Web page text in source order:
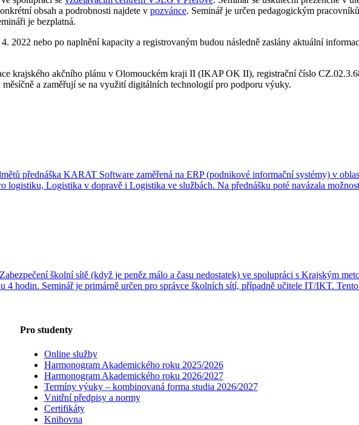
obsah a podrobnosti najdete v pozvánce. Seminář je určen pedagogickým
je bezplatná.
2022 nebo po naplnění kapacity a registrovaným budou následně zaslány aktuální
krajského akčního plánu v Olomouckém kraji II (IKAP OK II), registrační číslo
a zaměřují se na využití digitálních technologií pro podporu výuky.
přednáška KARAT Software zaměřená na ERP (podnikové informační systémy) v
Logistika v dopravě i Logistika ve službách. Na přednášku poté navázala
školní sítě (když je peněz málo a času nedostatek) ve spolupráci s Krajským
4 hodin. Seminář je primárně určen pro správce školních sítí, případně učitele IT/IKT.
Pro studenty
Online služby
Harmonogram Akademického roku 2025/2026
Harmonogram Akademického roku 2026/2027
Termíny výuky – kombinovaná forma studia 2026/2027
Vnitřní předpisy a normy
Certifikáty
Knihovna